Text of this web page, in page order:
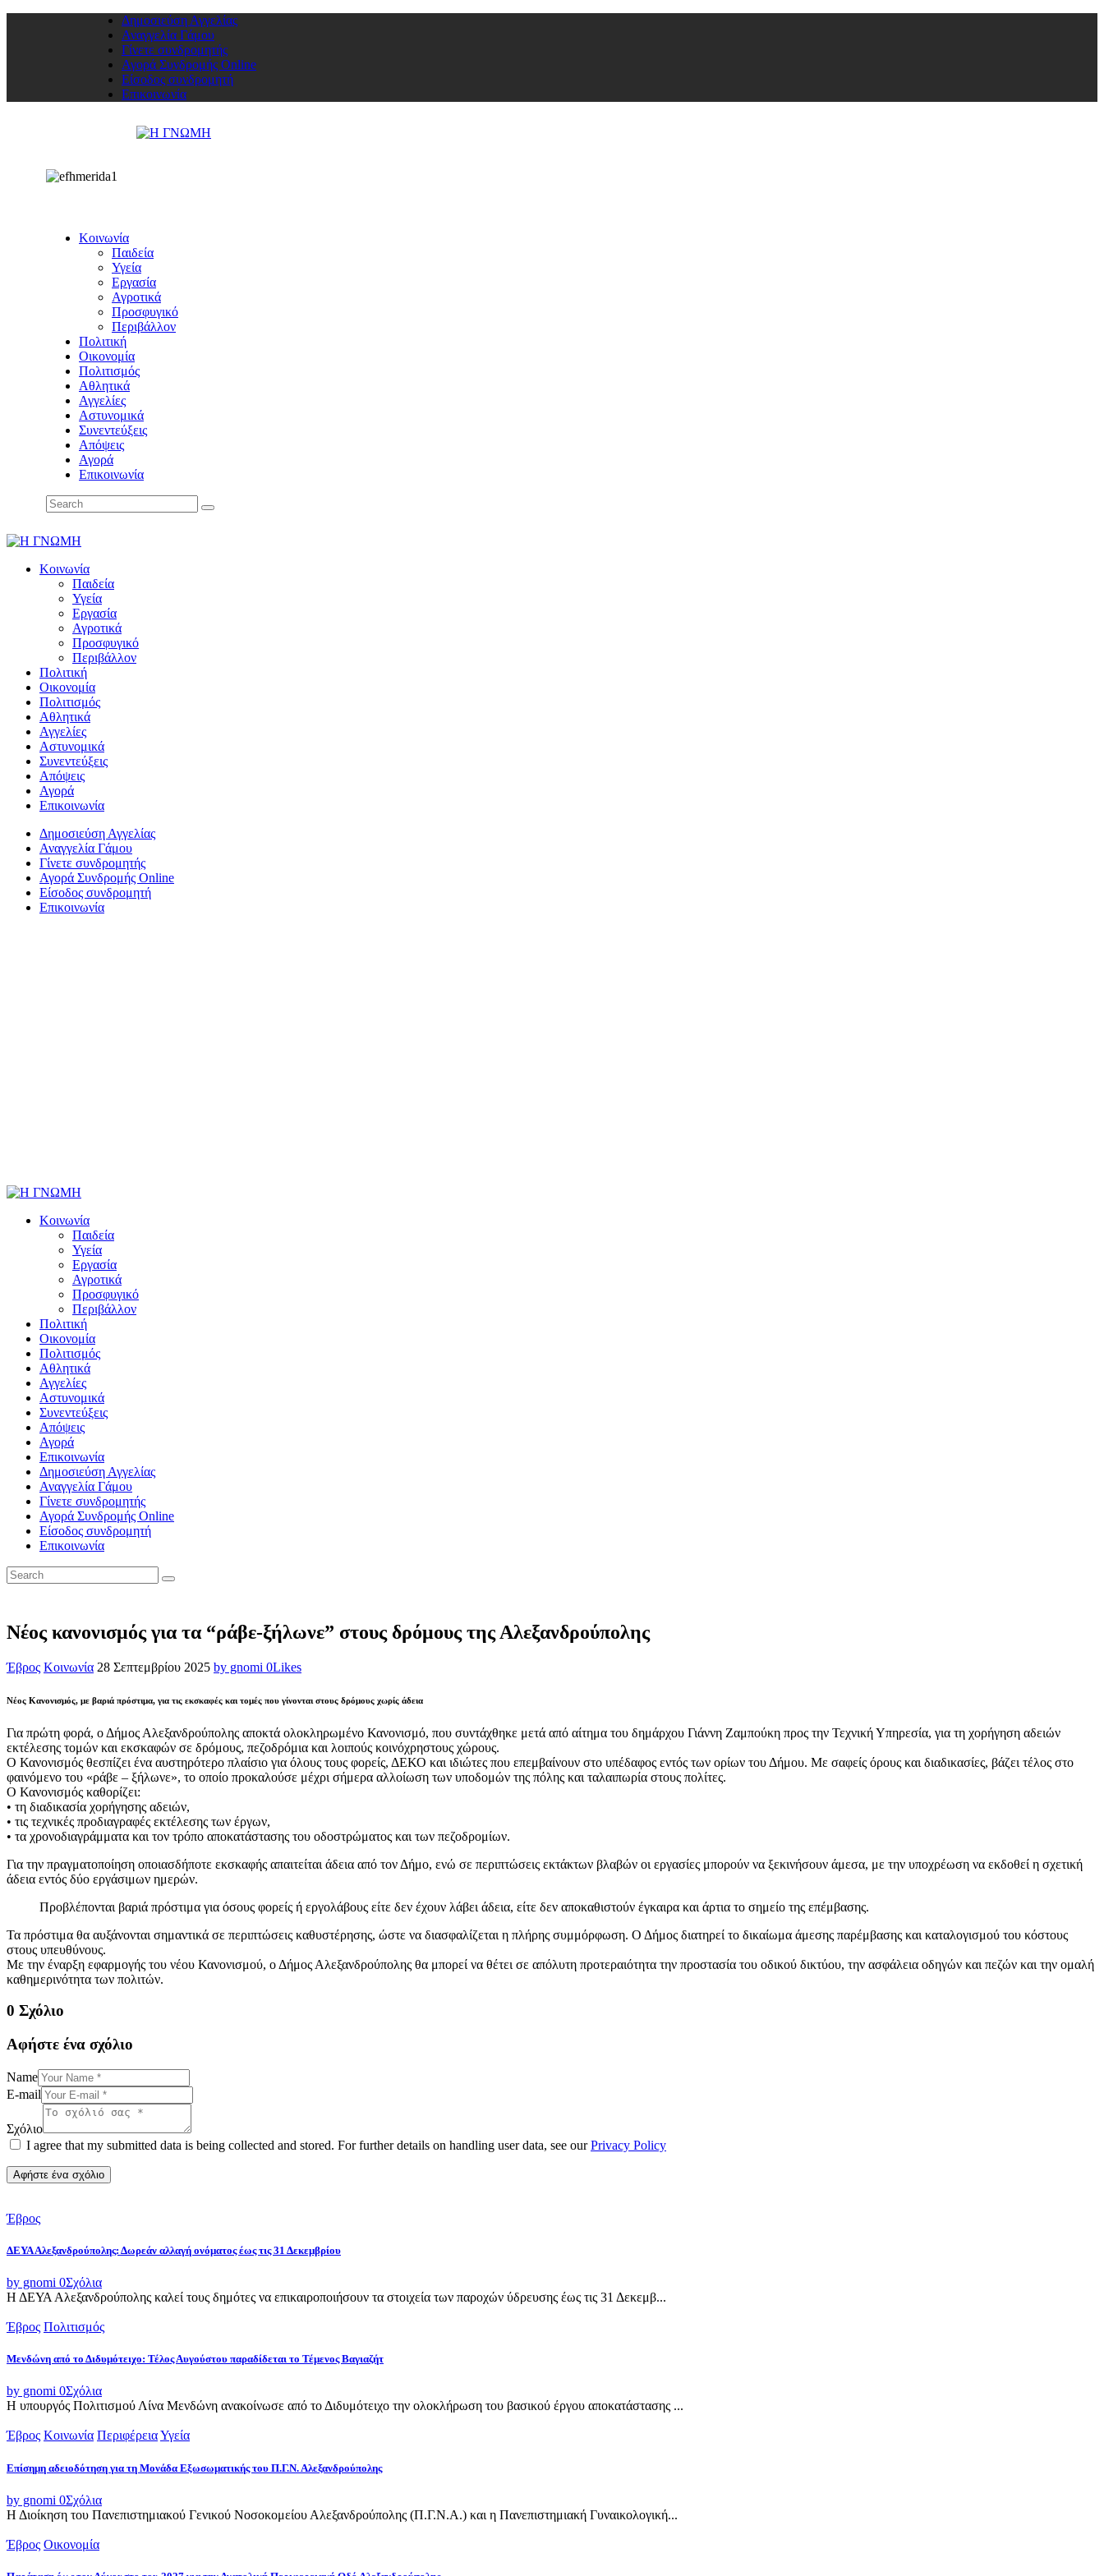
Δημοσιεύση Αγγελίας
Αναγγελία Γάμου
Γίνετε συνδρομητής
Αγορά Συνδρομής Online
Είσοδος συνδρομητή
Επικοινωνία
Κοινωνία
Παιδεία
Υγεία
Εργασία
Αγροτικά
Προσφυγικό
Περιβάλλον
Πολιτική
Οικονομία
Πολιτισμός
Αθλητικά
Αγγελίες
Αστυνομικά
Συνεντεύξεις
Απόψεις
Αγορά
Επικοινωνία
Κοινωνία
Παιδεία
Υγεία
Εργασία
Αγροτικά
Προσφυγικό
Περιβάλλον
Πολιτική
Οικονομία
Πολιτισμός
Αθλητικά
Αγγελίες
Αστυνομικά
Συνεντεύξεις
Απόψεις
Αγορά
Επικοινωνία
Δημοσιεύση Αγγελίας
Αναγγελία Γάμου
Γίνετε συνδρομητής
Αγορά Συνδρομής Online
Είσοδος συνδρομητή
Επικοινωνία
Κοινωνία
Παιδεία
Υγεία
Εργασία
Αγροτικά
Προσφυγικό
Περιβάλλον
Πολιτική
Οικονομία
Πολιτισμός
Αθλητικά
Αγγελίες
Αστυνομικά
Συνεντεύξεις
Απόψεις
Αγορά
Επικοινωνία
Δημοσιεύση Αγγελίας
Αναγγελία Γάμου
Γίνετε συνδρομητής
Αγορά Συνδρομής Online
Είσοδος συνδρομητή
Επικοινωνία
Νέος κανονισμός για τα “ράβε-ξήλωνε” στους δρόμους της Αλεξανδρούπολης
Έβρος Κοινωνία 28 Σεπτεμβρίου 2025 by gnomi 0Likes
Νέος Κανονισμός, με βαριά πρόστιμα, για τις εκσκαφές και τομές που γίνονται στους δρόμους χωρίς άδεια
Για πρώτη φορά, ο Δήμος Αλεξανδρούπολης αποκτά ολοκληρωμένο Κανονισμό, που συντάχθηκε μετά από αίτημα του δημάρχου Γιάννη Ζαμπούκη προς την Τεχνική Υπηρεσία, για τη χορήγηση αδειών
εκτέλεσης τομών και εκσκαφών σε δρόμους, πεζοδρόμια και λοιπούς κοινόχρηστους χώρους.
Ο Κανονισμός θεσπίζει ένα αυστηρότερο πλαίσιο για όλους τους φορείς, ΔΕΚΟ και ιδιώτες που επεμβαίνουν στο υπέδαφος εντός των ορίων του Δήμου. Με σαφείς όρους και διαδικασίες, βάζει τέλος στο
φαινόμενο του «ράβε – ξήλωνε», το οποίο προκαλούσε μέχρι σήμερα αλλοίωση των υποδομών της πόλης και ταλαιπωρία στους πολίτες.
Ο Κανονισμός καθορίζει:
• τη διαδικασία χορήγησης αδειών,
• τις τεχνικές προδιαγραφές εκτέλεσης των έργων,
• τα χρονοδιαγράμματα και τον τρόπο αποκατάστασης του οδοστρώματος και των πεζοδρομίων.
Για την πραγματοποίηση οποιασδήποτε εκσκαφής απαιτείται άδεια από τον Δήμο, ενώ σε περιπτώσεις εκτάκτων βλαβών οι εργασίες μπορούν να ξεκινήσουν άμεσα, με την υποχρέωση να εκδοθεί η σχετική
άδεια εντός δύο εργάσιμων ημερών.
Προβλέπονται βαριά πρόστιμα για όσους φορείς ή εργολάβους είτε δεν έχουν λάβει άδεια, είτε δεν αποκαθιστούν έγκαιρα και άρτια το σημείο της επέμβασης.
Τα πρόστιμα θα αυξάνονται σημαντικά σε περιπτώσεις καθυστέρησης, ώστε να διασφαλίζεται η πλήρης συμμόρφωση. Ο Δήμος διατηρεί το δικαίωμα άμεσης παρέμβασης και καταλογισμού του κόστους
στους υπευθύνους.
Με την έναρξη εφαρμογής του νέου Κανονισμού, ο Δήμος Αλεξανδρούπολης θα μπορεί να θέτει σε απόλυτη προτεραιότητα την προστασία του οδικού δικτύου, την ασφάλεια οδηγών και πεζών και την ομαλή
καθημερινότητα των πολιτών.
0 Σχόλιο
Αφήστε ένα σχόλιο
Name
E-mail
Σχόλιο
I agree that my submitted data is being collected and stored. For further details on handling user data, see ourPrivacy Policy
Έβρος
ΔΕΥΑ Αλεξανδρούπολης: Δωρεάν αλλαγή ονόματος έως τις 31 Δεκεμβρίου
by gnomi 0Σχόλια
Η ΔΕΥΑ Αλεξανδρούπολης καλεί τους δημότες να επικαιροποιήσουν τα στοιχεία των παροχών ύδρευσης έως τις 31 Δεκεμβ...
Έβρος Πολιτισμός
Μενδώνη από το Διδυμότειχο: Τέλος Αυγούστου παραδίδεται το Τέμενος Βαγιαζήτ
by gnomi 0Σχόλια
Η υπουργός Πολιτισμού Λίνα Μενδώνη ανακοίνωσε από το Διδυμότειχο την ολοκλήρωση του βασικού έργου αποκατάστασης ...
Έβρος Κοινωνία ΠεριφέρειαΥγεία
Επίσημη αδειοδότηση για τη Μονάδα Εξωσωματικής του Π.Γ.Ν. Αλεξανδρούπολης
by gnomi 0Σχόλια
Η Διοίκηση του Πανεπιστημιακού Γενικού Νοσοκομείου Αλεξανδρούπολης (Π.Γ.Ν.Α.) και η Πανεπιστημιακή Γυναικολογική...
Έβρος Οικονομία